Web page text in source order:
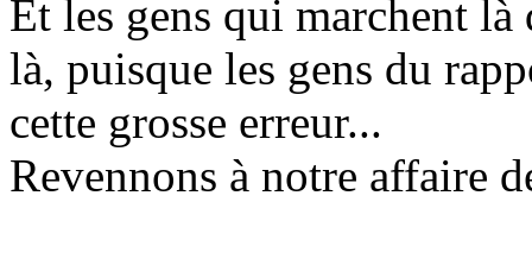
Et les gens qui marchent là
là, puisque les gens du
cette grosse erreur...
Revennons à notre affaire